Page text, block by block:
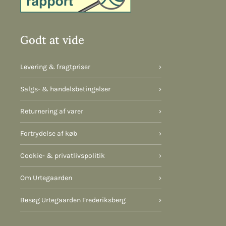
Godt at vide
Levering & fragtpriser ›
Salgs- & handelsbetingelser ›
Returnering af varer ›
Fortrydelse af køb ›
Cookie- & privatlivspolitik ›
Om Urtegaarden ›
Besøg Urtegaarden Frederiksberg ›